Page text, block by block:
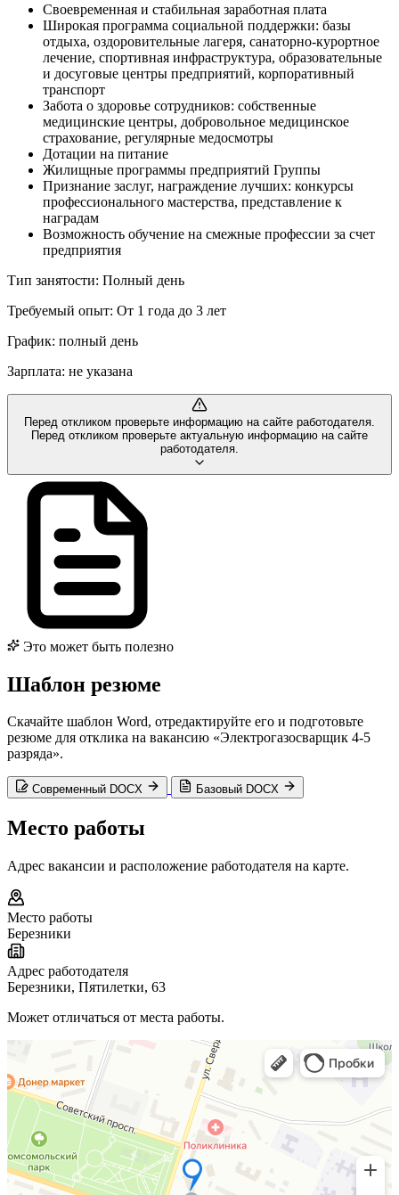
Своевременная и стабильная заработная плата
Широкая программа социальной поддержки: базы
отдыха, оздоровительные лагеря, санаторно-курортное
лечение, спортивная инфраструктура, образовательные
и досуговые центры предприятий, корпоративный
транспорт
Забота о здоровье сотрудников: собственные
медицинские центры, добровольное медицинское
страхование, регулярные медосмотры
Дотации на питание
Жилищные программы предприятий Группы
Признание заслуг, награждение лучших: конкурсы
профессионального мастерства, представление к
наградам
Возможность обучение на смежные профессии за счет
предприятия
Тип занятости: Полный день
Требуемый опыт: От 1 года до 3 лет
График: полный день
Зарплата: не указана
Перед откликом проверьте информацию на сайте работодателя.
Перед откликом проверьте актуальную информацию на сайте
работодателя.
Это может быть полезно
Шаблон резюме
Скачайте шаблон Word, отредактируйте его и подготовьте
резюме для отклика на вакансию «Электрогазосварщик 4-5
разряда».
Современный DOCX Базовый DOCX
Место работы
Адрес вакансии и расположение работодателя на карте.
Место работы
Березники
Адрес работодателя
Березники, Пятилетки, 63
Может отличаться от места работы.